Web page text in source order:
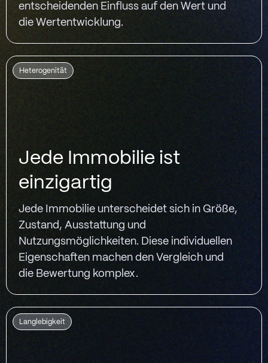
entscheidenden Einfluss auf den Wert und
die Wertentwicklung.
Heterogenität
Jede Immobilie ist
einzigartig
Jede Immobilie unterscheidet sich in Größe,
Zustand, Ausstattung und
Nutzungsmöglichkeiten. Diese individuellen
Eigenschaften machen den Vergleich und
die Bewertung komplex.
Langlebigkeit